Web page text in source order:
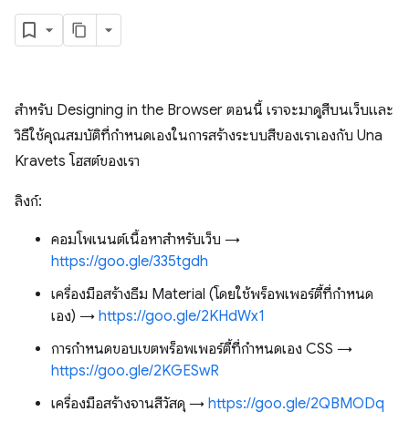
สำหรับ Designing in the Browser ตอนนี้ เราจะมาดูสีบนเว็บและ
วิธีใช้คุณสมบัติที่กำหนดเองในการสร้างระบบสีของเราเองกับ Una
Kravets โฮสต์ของเรา
ลิงก์:
คอมโพเนนต์เนื้อหาสำหรับเว็บ →
https://goo.gle/335tgdh
เครื่องมือสร้างธีม Material (โดยใช้พร็อพเพอร์ตี้ที่กำหนด
เอง) → https://goo.gle/2KHdWx1
การกำหนดขอบเขตพร็อพเพอร์ตี้ที่กำหนดเอง CSS →
https://goo.gle/2KGESwR
เครื่องมือสร้างจานสีวัสดุ → https://goo.gle/2QBMODq